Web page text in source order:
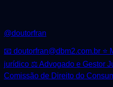
@doutorfran
📧 doutorfran@dbm2.com.br ⭐️
jurídico ⚖️ Advogado e Gestor
Comissão de Direito do